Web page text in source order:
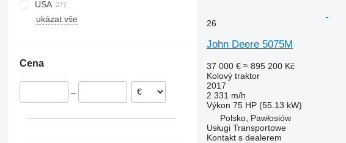
7920
8370 R
8400
USA
ukázat vše
Cena
–
26
John Deere 5075M
37 000 € ≈ 895 200 Kč
Kolový traktor
2017
2 331 m/h
Výkon 75 HP (55.13 kW)
Polsko, Pawłosiów
Usługi Transportowe
Kontakt s dealerem